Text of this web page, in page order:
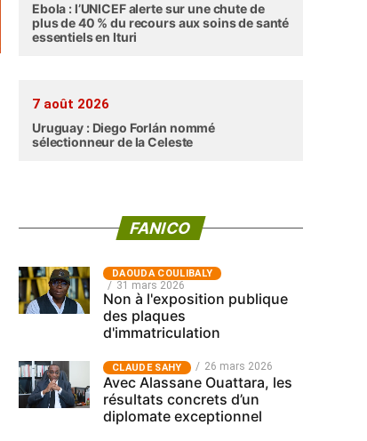
Ebola : l’UNICEF alerte sur une chute de
plus de 40 % du recours aux soins de santé
essentiels en Ituri
7 août 2026
Uruguay : Diego Forlán nommé
sélectionneur de la Celeste
FANICO
‎DAOUDA COULIBALY
31 mars 2026
Non à l'exposition publique
des plaques
d'immatriculation
CLAUDE SAHY 26 mars 2026
Avec Alassane Ouattara, les
résultats concrets d’un
diplomate exceptionnel